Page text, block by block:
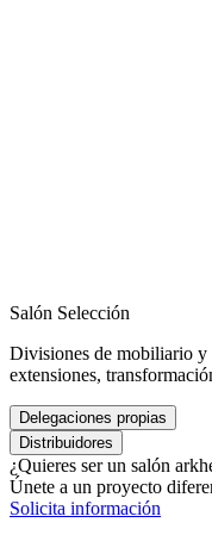
Salón Selección
Divisiones de mobiliario y
extensiones,
Delegaciones propias
Distribuidores
¿Quieres ser un salón
Únete a un proyecto
Solicita información